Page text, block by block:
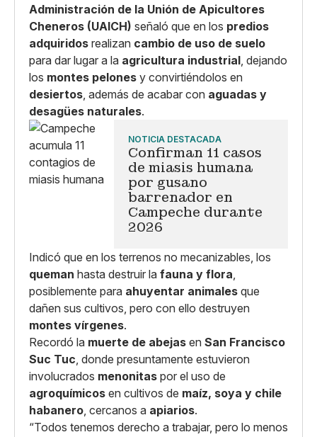
Administración de la Unión de Apicultores
Cheneros (UAICH) señaló que en los predios
adquiridos realizan cambio de uso de suelo
para dar lugar a la agricultura industrial, dejando
los montes pelones y convirtiéndolos en
desiertos, además de acabar con aguadas y
desagües naturales.
NOTICIA DESTACADA
Confirman 11 casos
de miasis humana
por gusano
barrenador en
Campeche durante
2026
Indicó que en los terrenos no mecanizables, los
queman hasta destruir la fauna y flora,
posiblemente para ahuyentar animales que
dañen sus cultivos, pero con ello destruyen
montes vírgenes.
Recordó la muerte de abejas en San Francisco
Suc Tuc, donde presuntamente estuvieron
involucrados menonitas por el uso de
agroquímicos en cultivos de maíz, soya y chile
habanero, cercanos a apiarios.
“Todos tenemos derecho a trabajar, pero lo menos